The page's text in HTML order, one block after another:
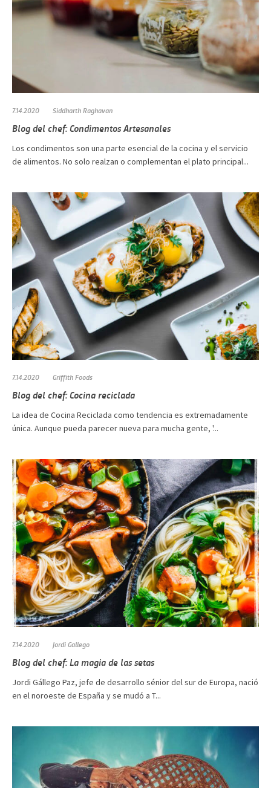
7.14.2020 Siddharth Raghavan
Blog del chef: Condimentos Artesanales
Los condimentos son una parte esencial de la cocina y el servicio
de alimentos. No solo realzan o complementan el plato principal...
7.14.2020 Griffith Foods
Blog del chef: Cocina reciclada
La idea de Cocina Reciclada como tendencia es extremadamente
única. Aunque pueda parecer nueva para mucha gente, '...
7.14.2020 Jordi Gallego
Blog del chef: La magia de las setas
Jordi Gállego Paz, jefe de desarrollo sénior del sur de Europa, nació
en el noroeste de España y se mudó a T...